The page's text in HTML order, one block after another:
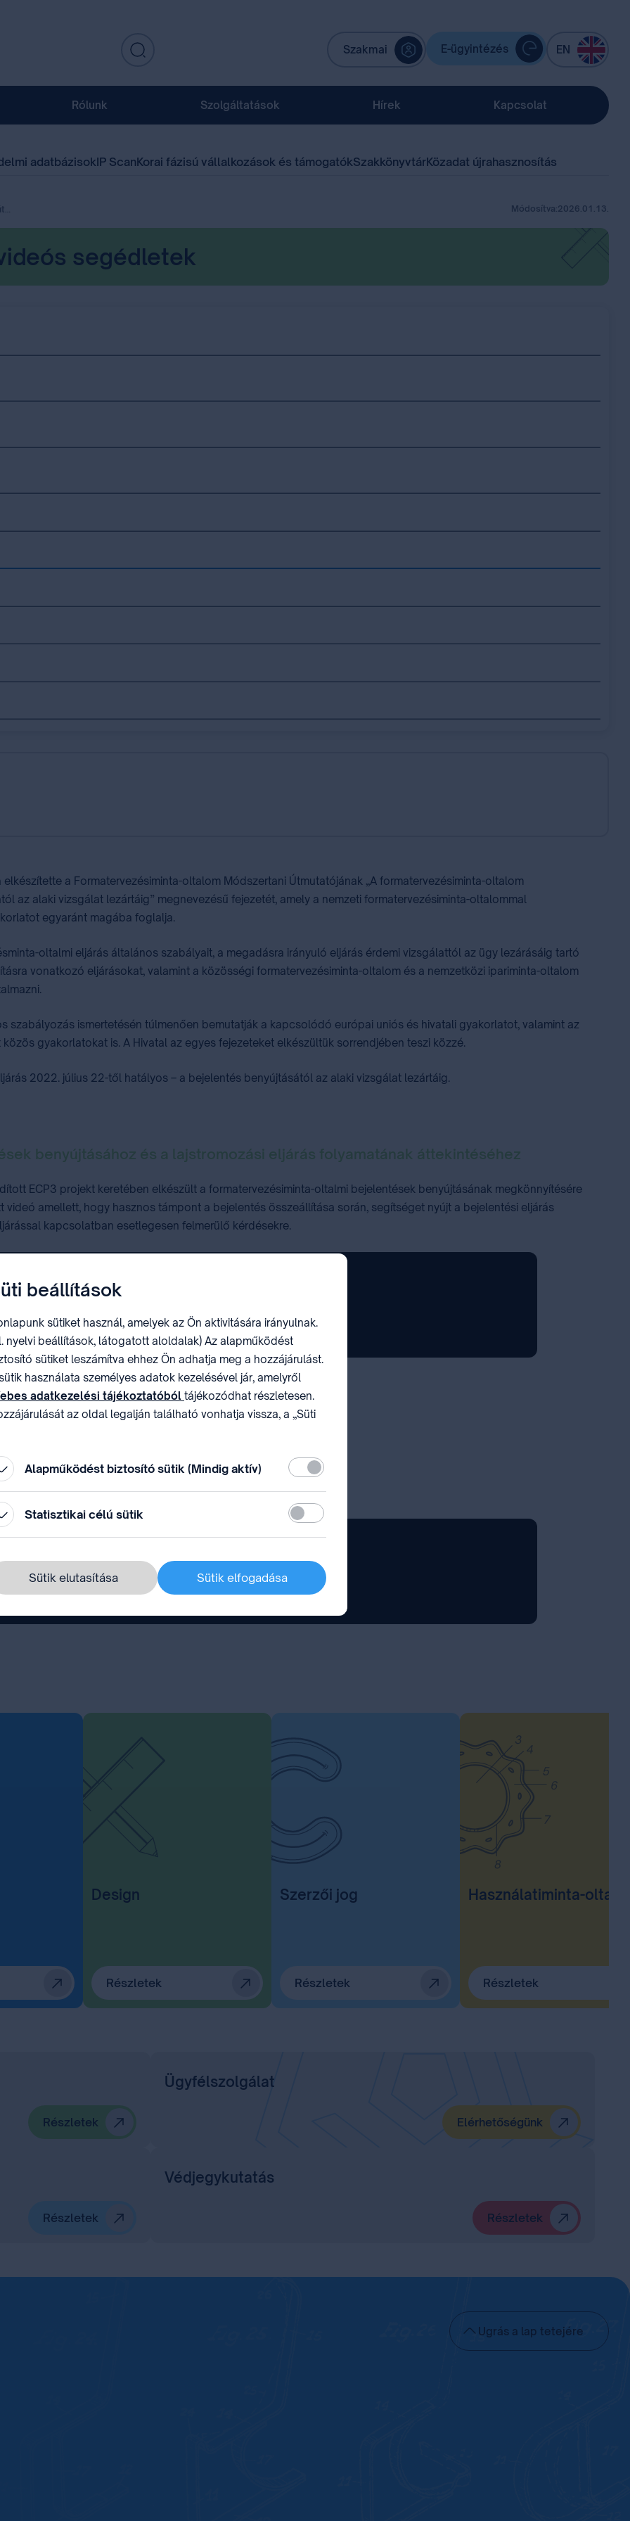
Szakmai E-ügyintézés EN
Rólunk Szolgáltatások Hírek Kapcsolat
adatbázisokIP ScanKorai fázisú vállalkozások és támogatókSzakkönyvtárKözadat újrahasznosítás
Módosítva:2026.01.13.
segédletek
a Formatervezésiminta-oltalom Módszertani Útmutatójának „A formatervezésiminta-oltalom
az alaki vizsgálat lezártáig” megnevezésű fejezetét, amely a nemzeti formatervezésiminta-oltalommal
egyaránt magába foglalja.
oltalmi eljárás általános szabályait, a megadásra irányuló eljárás érdemi vizsgálattól az ügy lezárásáig tartó
vonatkozó eljárásokat, valamint a közösségi formatervezésiminta-oltalom és a nemzetközi ipariminta-oltalom
ismertetésén túlmenően bemutatják a kapcsolódó európai uniós és hivatali gyakorlatot, valamint az
gyakorlatokat is. A Hivatal az egyes fejezeteket elkészültük sorrendjében teszi közzé.
2022. július 22-től hatályos – a bejelentés benyújtásától az alaki vizsgálat lezártáig.
benyújtásához és a lajstromozási eljárás folyamatának áttekintéséhez
ECP3 projekt keretében elkészült a formatervezésiminta-oltalmi bejelentések benyújtásának megkönnyítésére
amellett, hogy hasznos támpont a bejelentés összeállítása során, segítséget nyújt a bejelentési eljárás
kapcsolatban esetlegesen felmerülő kérdésekre.
eljárás alapjai
választ ad többek között az alábbi kérdésekre:
legfőbb okai?
Design
Részletek
Szerzői jog
Részletek
Használatiminta-
Részletek
Részletek
Ügyfélszolgálat
Elérhetőségünk
Részletek
Védjegykutatás
Részletek
Ugrás a lap tetejére
beállítások
sütiket használ, amelyek az Ön aktivitására irányulnak.
nyelvi beállítások, látogatott aloldalak) Az alapműködést
sütiket leszámítva ehhez Ön adhatja meg a hozzájárulást.
használata személyes adatok kezelésével jár, amelyről
adatkezelési tájékoztatóból tájékozódhat részletesen.
az oldal legalján található vonhatja vissza, a „Süti
Alapműködést biztosító sütik (Mindig aktív) Kötelező
Statisztikai célú sütik Statisztikai
Sütik elutasítása Sütik elfogadása